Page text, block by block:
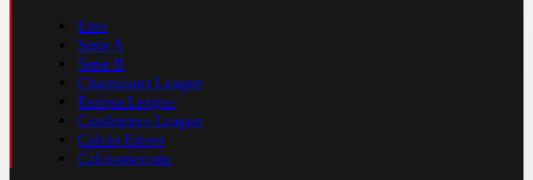
Live
Serie A
Serie B
Champions League
Europa League
Conference League
Calcio Estero
Calciomercato